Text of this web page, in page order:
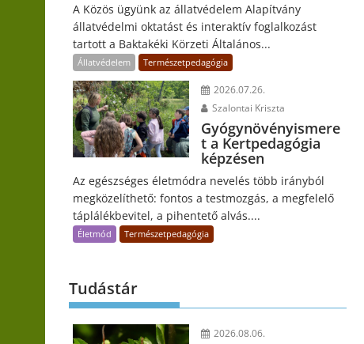
A Közös ügyünk az állatvédelem Alapítvány
állatvédelmi oktatást és interaktív foglalkozást
tartott a Baktakéki Körzeti Általános...
Állatvédelem Természetpedagógia
2026.07.26.
Szalontai Kriszta
Gyógynövényismere
t a Kertpedagógia
képzésen
Az egészséges életmódra nevelés több irányból
megközelíthető: fontos a testmozgás, a megfelelő
táplálékbevitel, a pihentető alvás....
Életmód Természetpedagógia
Tudástár
2026.08.06.